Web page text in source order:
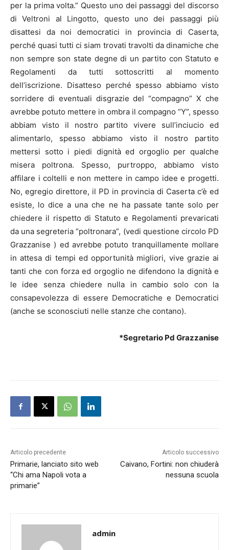
per la prima volta.” Questo uno dei passaggi del discorso
di Veltroni al Lingotto, questo uno dei passaggi più
disattesi da noi democratici in provincia di Caserta,
perché quasi tutti ci siam trovati travolti da dinamiche che
non sempre son state degne di un partito con Statuto e
Regolamenti da tutti sottoscritti al momento
dell’iscrizione. Disatteso perché spesso abbiamo visto
sorridere di eventuali disgrazie del “compagno” X che
avrebbe potuto mettere in ombra il compagno “Y”, spesso
abbiam visto il nostro partito vivere sull’inciucio ed
alimentarlo, spesso abbiamo visto il nostro partito
mettersi sotto i piedi dignità ed orgoglio per qualche
misera poltrona. Spesso, purtroppo, abbiamo visto
affilare i coltelli e non mettere in campo idee e progetti.
No, egregio direttore, il PD in provincia di Caserta c’è ed
esiste, lo dice a una che ne ha passate tante solo per
chiedere il rispetto di Statuto e Regolamenti prevaricati
da una segreteria “poltronara”, (vedi questione circolo PD
Grazzanise ) ed avrebbe potuto tranquillamente mollare
in attesa di tempi ed opportunità migliori, vive grazie ai
tanti che con forza ed orgoglio ne difendono la dignità e
le idee senza chiedere nulla in cambio solo con la
consapevolezza di essere Democratiche e Democratici
(anche se sconosciuti nelle stanze che contano).
*Segretario Pd Grazzanise
Articolo precedente
Primarie, lanciato sito web
“Chi ama Napoli vota a
primarie”
Articolo successivo
Caivano, Fortini: non chiuderà
nessuna scuola
admin